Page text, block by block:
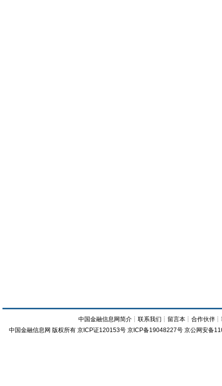
中国金融信息网简介 ┊联系我们 ┊ 留言本 ┊合作伙伴 ┊
中国金融信息网 版权所有 京ICP证120153号 京ICP备19048227号 京公网安备